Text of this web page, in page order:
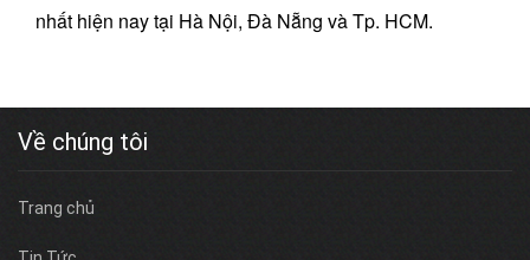
nhất hiện nay tại Hà Nội, Đà Nẵng và Tp. HCM.
Về chúng tôi
Trang chủ